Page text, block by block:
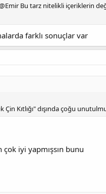
Bu tarz nitelikli içeriklerin
farklı sonuçlar var
Kıtlığı" dışında çoğu
iyi yapmışsın bunu